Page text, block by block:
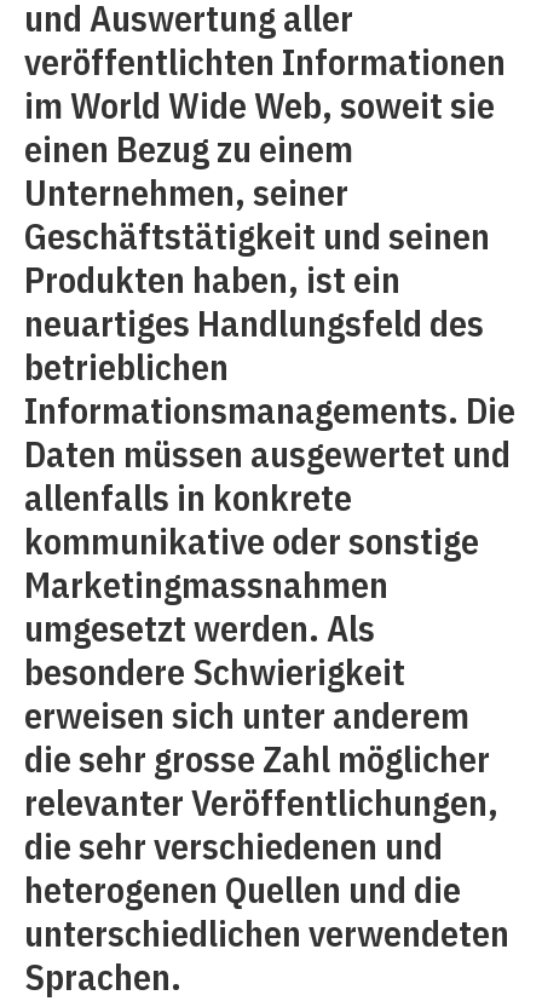
und Auswertung aller
veröffentlichten Informationen
im World Wide Web, soweit sie
einen Bezug zu einem
Unternehmen, seiner
Geschäftstätigkeit und seinen
Produkten haben, ist ein
neuartiges Handlungsfeld des
betrieblichen
Informationsmanagements. Die
Daten müssen ausgewertet und
allenfalls in konkrete
kommunikative oder sonstige
Marketingmassnahmen
umgesetzt werden. Als
besondere Schwierigkeit
erweisen sich unter anderem
die sehr grosse Zahl möglicher
relevanter Veröffentlichungen,
die sehr verschiedenen und
heterogenen Quellen und die
unterschiedlichen verwendeten
Sprachen.